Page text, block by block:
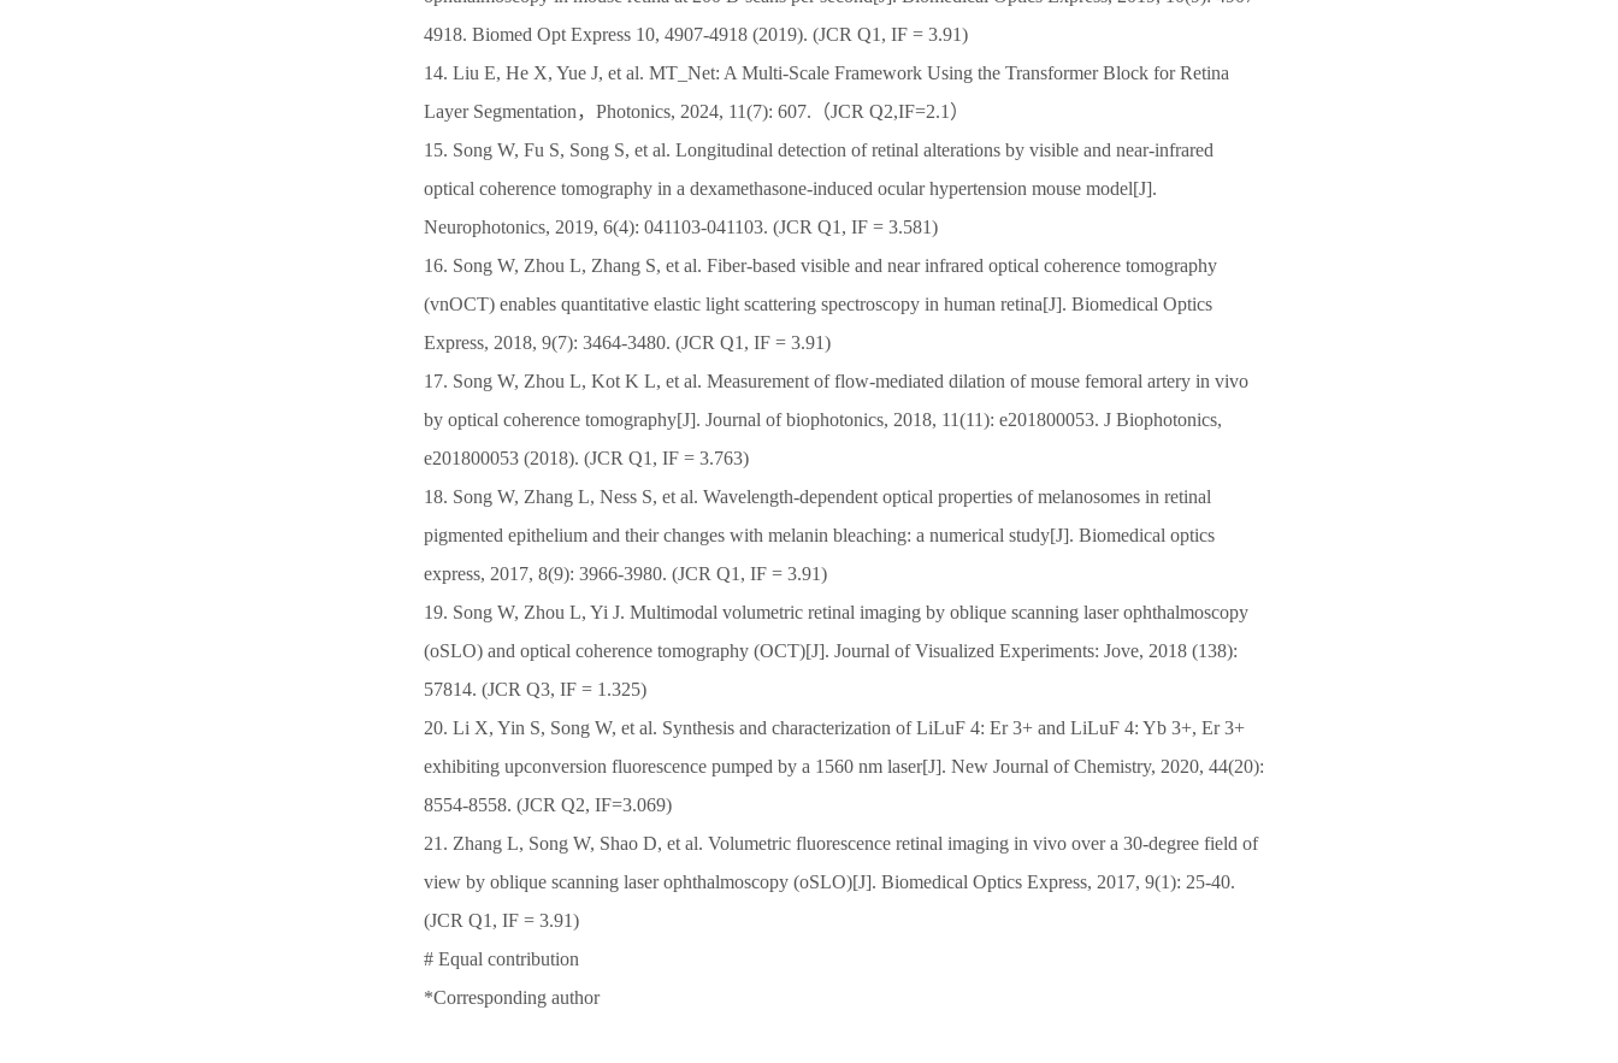
4918. Biomed Opt Express 10, 4907-4918 (2019). (JCR Q1, IF = 3.91)
14. Liu E, He X, Yue J, et al. MT_Net: A Multi-Scale Framework Using the Transformer Block for Retina
Layer Segmentation，Photonics, 2024, 11(7): 607.（JCR Q2,IF=2.1）
15. Song W, Fu S, Song S, et al. Longitudinal detection of retinal alterations by visible and near-infrared
optical coherence tomography in a dexamethasone-induced ocular hypertension mouse model[J].
Neurophotonics, 2019, 6(4): 041103-041103. (JCR Q1, IF = 3.581)
16. Song W, Zhou L, Zhang S, et al. Fiber-based visible and near infrared optical coherence tomography
(vnOCT) enables quantitative elastic light scattering spectroscopy in human retina[J]. Biomedical Optics
Express, 2018, 9(7): 3464-3480. (JCR Q1, IF = 3.91)
17. Song W, Zhou L, Kot K L, et al. Measurement of flow‐mediated dilation of mouse femoral artery in vivo
by optical coherence tomography[J]. Journal of biophotonics, 2018, 11(11): e201800053. J Biophotonics,
e201800053 (2018). (JCR Q1, IF = 3.763)
18. Song W, Zhang L, Ness S, et al. Wavelength-dependent optical properties of melanosomes in retinal
pigmented epithelium and their changes with melanin bleaching: a numerical study[J]. Biomedical optics
express, 2017, 8(9): 3966-3980. (JCR Q1, IF = 3.91)
19. Song W, Zhou L, Yi J. Multimodal volumetric retinal imaging by oblique scanning laser ophthalmoscopy
(oSLO) and optical coherence tomography (OCT)[J]. Journal of Visualized Experiments: Jove, 2018 (138):
57814. (JCR Q3, IF = 1.325)
20. Li X, Yin S, Song W, et al. Synthesis and characterization of LiLuF 4: Er 3+ and LiLuF 4: Yb 3+, Er 3+
exhibiting upconversion fluorescence pumped by a 1560 nm laser[J]. New Journal of Chemistry, 2020, 44(20):
8554-8558. (JCR Q2, IF=3.069)
21. Zhang L, Song W, Shao D, et al. Volumetric fluorescence retinal imaging in vivo over a 30-degree field of
view by oblique scanning laser ophthalmoscopy (oSLO)[J]. Biomedical Optics Express, 2017, 9(1): 25-40.
(JCR Q1, IF = 3.91)
# Equal contribution
*Corresponding author